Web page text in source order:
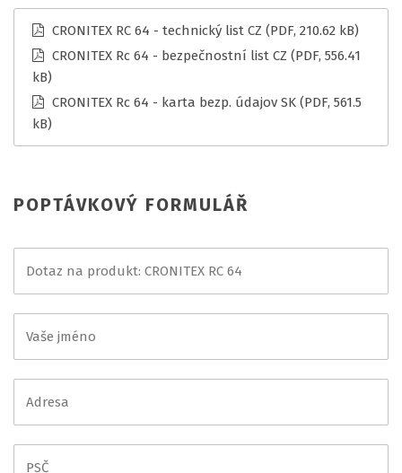
CRONITEX RC 64 - technický list CZ (PDF, 210.62 kB)
CRONITEX Rc 64 - bezpečnostní list CZ (PDF, 556.41
kB)
CRONITEX Rc 64 - karta bezp. údajov SK (PDF, 561.5
kB)
POPTÁVKOVÝ FORMULÁŘ